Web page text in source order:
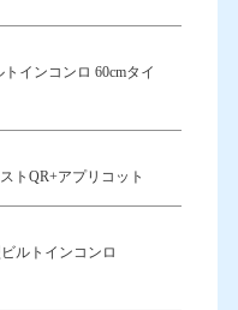
インコンロ 60cmタイ
トQR+アプリコット
ルトインコンロ